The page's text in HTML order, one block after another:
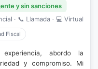
y sin sanciones
· 📞 Llamada · 💻 Virtual
Fiscal
abordo la
y compromiso. Mi